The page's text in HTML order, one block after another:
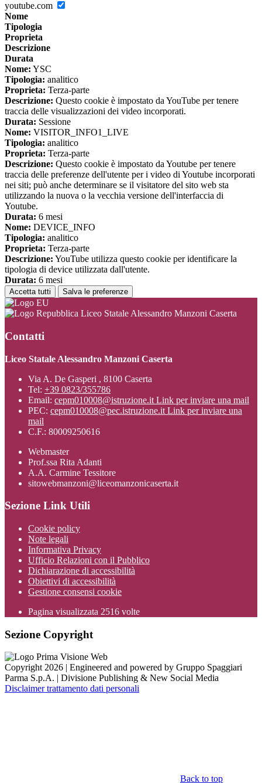
youtube.com
Nome
Tipologia
Proprieta
Descrizione
Durata
Nome: YSC
Tipologia: analitico
Proprieta: Terza-parte
Descrizione: Questo cookie è impostato da YouTube per tenere
traccia delle visualizzazioni dei video incorporati.
Durata: Sessione
Nome: VISITOR_INFO1_LIVE
Tipologia: analitico
Proprieta: Terza-parte
Descrizione: Questo cookie è impostato da Youtube per tenere
traccia delle preferenze dell'utente per i video di Youtube incorporati
nei siti; può anche determinare se il visitatore del sito web sta
utilizzando la nuova o la vecchia versione dell'interfaccia di
Youtube.
Durata: 6 mesi
Nome: DEVICE_INFO
Tipologia: analitico
Proprieta: Terza-parte
Descrizione: YouTube utilizza questo cookie per identificare la
tipologia di device utilizzata dall'utente.
Durata: 6 mesi
Accetta tutti Salva le preferenze
Liceo Statale Alessandro Manzoni Caserta
Contatti
Liceo Statale Alessandro Manzoni Caserta
Via A. De Gasperi , 8100 Caserta
Tel: +39 0823/355786
Email: cepm010008@istruzione.it Link per inviare una mail
PEC: cepm010008@pec.istruzione.it Link per inviare una
mail
C.F.: 80009250616
Webmaster
Prof.ssa Rita Adanti
A.A. Carmine Tessitore
sitowebmanzoni@liceomanzonicaserta.it
Sezione Link Utili
Cookie policy
Note legali
Informativa Privacy
Ufficio Relazioni con il Pubblico
Dichiarazione di accessibilità
Obiettivi di accessibilità
Gestione consensi cookie
Pagina visualizzata 2516 volte
Sezione Copyright
Copyright 2026 | Engineered and powered by Gruppo Spaggiari
Parma S.p.A. | Divisione Publishing & New Social Media
Disclaimer trattamento dati personali
Back to top